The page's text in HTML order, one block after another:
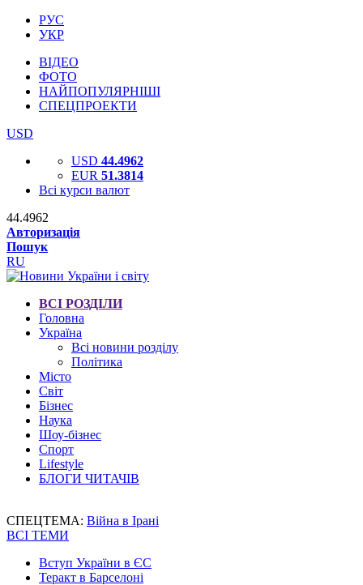
РУС
УКР
ВІДЕО
ФОТО
НАЙПОПУЛЯРНІШІ
СПЕЦПРОЕКТИ
USD
USD 44.4962
EUR 51.3814
Всі курси валют
44.4962
Авторизація
Пошук
RU
ВСІ РОЗДІЛИ
Головна
Україна
Всі новини розділу
Політика
Місто
Світ
Бізнес
Наука
Шоу-бізнес
Спорт
Lifestyle
БЛОГИ ЧИТАЧІВ
СПЕЦТЕМА: Війна в Ірані
ВСІ ТЕМИ
Вступ України в ЄС
Теракт в Барселоні